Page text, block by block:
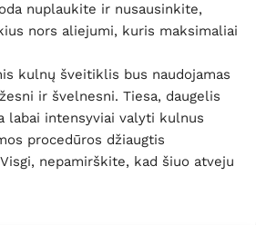
nuplaukite ir nusausinkite,
nors aliejumi, kuris maksimaliai
kulnų šveitiklis bus naudojamas
ir švelnesni. Tiesa, daugelis
labai intensyviai valyti kulnus
procedūros džiaugtis
nepamirškite, kad šiuo atveju